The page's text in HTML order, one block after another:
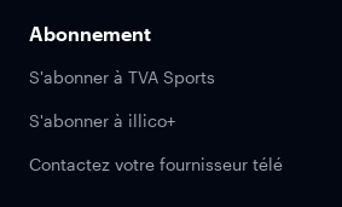
Abonnement
S'abonner à TVA Sports
S'abonner à illico+
Contactez votre fournisseur télé